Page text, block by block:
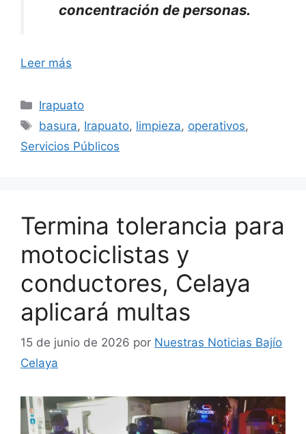
concentración de personas.
Leer más
Categorías
Irapuato
Etiquetas
basura, Irapuato, limpieza, operativos,
Servicios Públicos
Termina tolerancia para
motociclistas y
conductores, Celaya
aplicará multas
15 de junio de 2026 por Nuestras Noticias Bajío
Celaya